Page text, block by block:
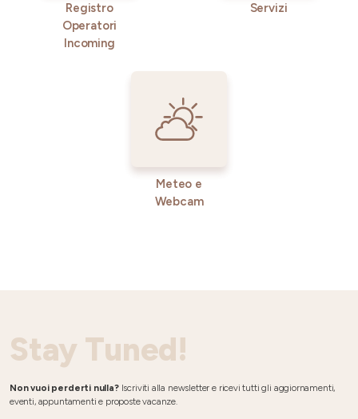
Registro
Operatori
Incoming
Servizi
Meteo e
Webcam
Stay Tuned!
Non vuoi perderti nulla?Iscriviti alla newsletter e ricevi tutti gli aggiornamenti,
eventi, appuntamenti e proposte vacanze.